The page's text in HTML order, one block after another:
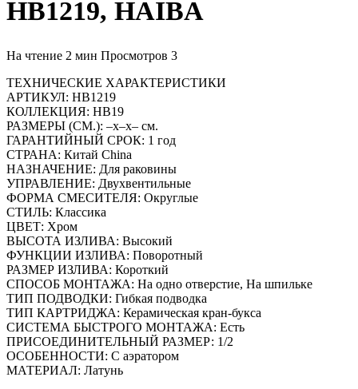
HB1219, HAIBA
На чтение 2 мин Просмотров 3
ТЕХНИЧЕСКИЕ ХАРАКТЕРИСТИКИ
АРТИКУЛ: HB1219
КОЛЛЕКЦИЯ: HB19
РАЗМЕРЫ (СМ.): –x–x– см.
ГАРАНТИЙНЫЙ СРОК: 1 год
СТРАНА: Китай China
НАЗНАЧЕНИЕ: Для раковины
УПРАВЛЕНИЕ: Двухвентильные
ФОРМА СМЕСИТЕЛЯ: Округлые
СТИЛЬ: Классика
ЦВЕТ: Хром
ВЫСОТА ИЗЛИВА: Высокий
ФУНКЦИИ ИЗЛИВА: Поворотный
РАЗМЕР ИЗЛИВА: Короткий
СПОСОБ МОНТАЖА: На одно отверстие, На шпильке
ТИП ПОДВОДКИ: Гибкая подводка
ТИП КАРТРИДЖА: Керамическая кран-букса
СИСТЕМА БЫСТРОГО МОНТАЖА: Есть
ПРИСОЕДИНИТЕЛЬНЫЙ РАЗМЕР: 1/2
ОСОБЕННОСТИ: С аэратором
МАТЕРИАЛ: Латунь